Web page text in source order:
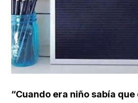
“Cuando era niño sabía